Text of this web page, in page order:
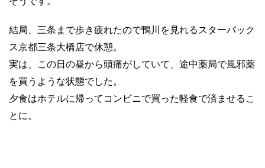
結局、三条まで歩き疲れたので鴨川を見れるスターバック
ス京都三条大橋店で休憩。
実は、この日の昼から頭痛がしていて、途中薬局で風邪薬
を買うような状態でした。
夕食はホテルに帰ってコンビニで買った軽食で済ませるこ
とに。